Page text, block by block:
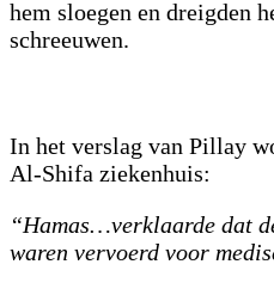
hem sloegen en dreigden
schreeuwen.
In het verslag van Pillay
Al-Shifa ziekenhuis:
“Hamas…verklaarde dat
waren vervoerd voor